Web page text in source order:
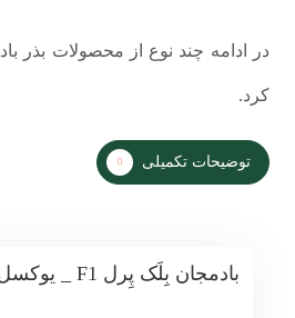
در ادامه چند نوع از محصولات بذر
کرد.
توضیحات تکمیلی
بادمجان بِلَک پِرل F1 _ یوکسل